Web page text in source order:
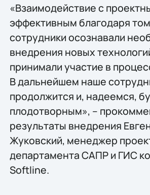
«Взаимодействие с
эффективным благодаря
сотрудники осознавали
внедрения новых
принимали участие в
В дальнейшем наше
продолжится и, надеемся,
плодотворным», –
результаты внедрения
Жуковский, менеджер
департамента САПР и ГИС
Softline.